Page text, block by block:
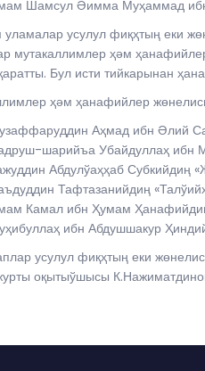
Шамсул Әимма Муҳаммад ибн
усулул фиқҳтың еки
мутакаллимлер ҳәм
Бул исти тийкарынан
ҳәм ҳанафийлер
Аҳмад ибн Әлий
шарийъа Убайдуллаҳ ибн
Абдулўаҳҳаб Субкийдиң
Тафтазанийдиң
Камал ибн Ҳумам Ҳанафийдиң
ибн Абдушшакур
усулул фиқҳтың еки
оқытыўшысы